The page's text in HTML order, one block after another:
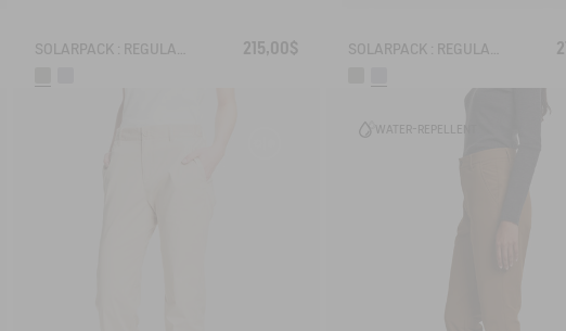
215,00$
WATER-REPELLENT